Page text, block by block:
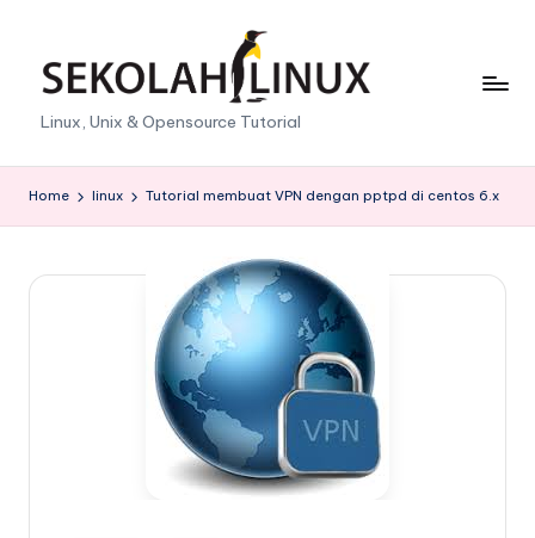
S
e
k
l
Linux, Unix & Opensource Tutorial
Home linux Tutorial membuat VPN dengan pptpd di centos 6.x